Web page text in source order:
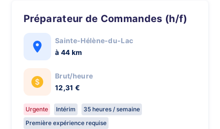
Préparateur de Commandes (h/f)
Sainte-Hélène-du-Lac
à 44 km
Brut/heure
12,31 €
Urgente Intérim
35 heures / semaine
Première expérience requise